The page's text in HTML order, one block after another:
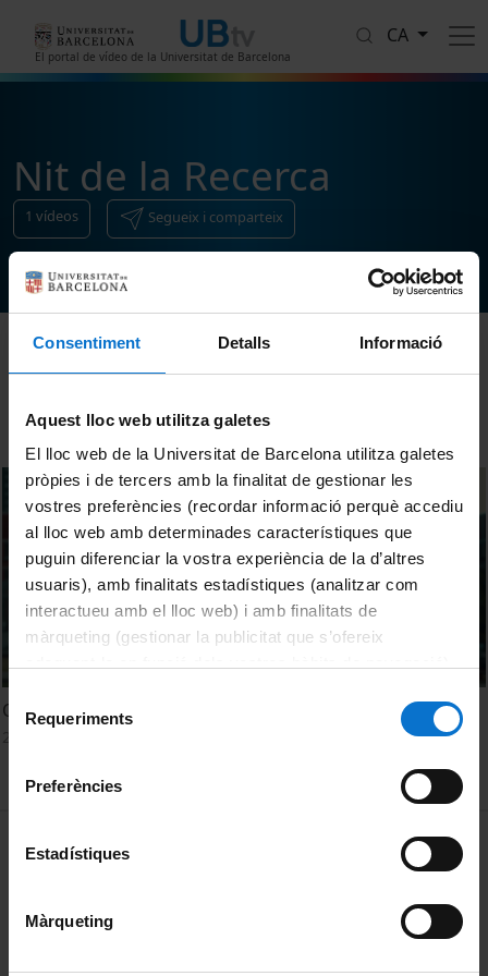
Consentiment Detalls Informació
Aquest lloc web utilitza galetes
El lloc web de la Universitat de Barcelona utilitza galetes
pròpies i de tercers amb la finalitat de gestionar les
vostres preferències (recordar informació perquè accediu
al lloc web amb determinades característiques que
puguin diferenciar la vostra experiència de la d’altres
usuaris), amb finalitats estadístiques (analitzar com
interactueu amb el lloc web) i amb finalitats de
màrqueting (gestionar la publicitat que s’ofereix
consultar laPolítica de galetes del lloc web de la
de Requeriments
Preferències
Estadístiques
Màrqueting
El portal de vídeo de la Universitat de Barcelona
CA
Nit de la Recerca
1 vídeos Segueix i comparteix
Ordenar
Què són la paleobotànica i la micropaleontologia?
MENÚ PEU 1
Privadesa i termes